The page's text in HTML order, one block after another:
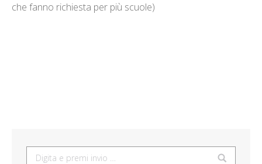
che fanno richiesta per più scuole)
Search: